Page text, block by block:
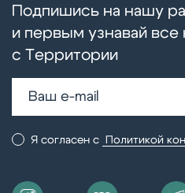
Подпишись на нашу
и первым узнавай все
с Территории
Я согласен с Политикой